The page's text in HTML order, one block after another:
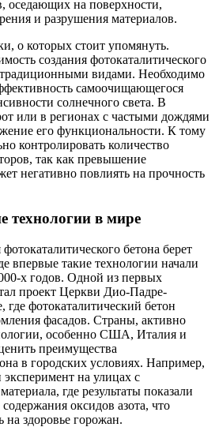
оседающих на поверхности,
и разрушения материалов.
о которых стоит упомянуть.
создания фотокаталитического
видами. Необходимо
самоочищающегося
солнечного света. В
или в регионах с частыми дождями
его функциональности. К тому
контролировать количество
так как превышение
негативно повлиять на прочность
технологии в мире
бетона берет
впервые такие технологии начали
х годов. Одной из первых
проект Церкви Дио-Падре-
фотокаталитический бетон
фасадов. Страны, активно
особенно США, Италия и
преимущества
в городских условиях. Например,
на улицах с
где результаты показали
оксидов азота, что
на здоровье горожан.